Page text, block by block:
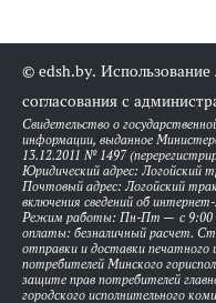
© edsh.by.
согласования с
Свидетельство о
информации, выданное
13.12.2011 № 1497
Юридический адрес: Логойский
Почтовый адрес: Логойский
включения сведений об
Режим работы: Пн-Пт — с 9:00
оплаты: безналичный расчет.
отправки и доставки печатного
потребителей Минского
защите прав потребителей
городского исполнительного